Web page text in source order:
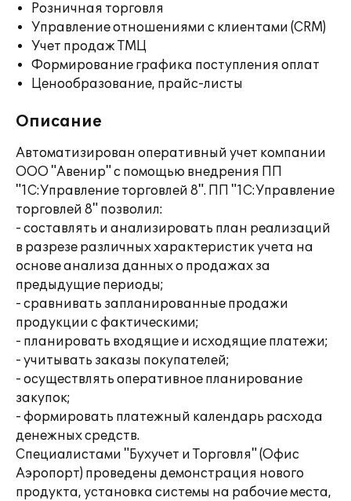
Розничная торговля
Управление отношениями с клиентами (CRM)
Учет продаж ТМЦ
Формирование графика поступления оплат
Ценообразование, прайс-листы
Описание
Автоматизирован оперативный учет компании
ООО "Авенир" с помощью внедрения ПП
"1С:Управление торговлей 8". ПП "1С:Управление
торговлей 8" позволил:
- составлять и анализировать план реализаций
в разрезе различных характеристик учета на
основе анализа данных о продажах за
предыдущие периоды;
- сравнивать запланированные продажи
продукции с фактическими;
- планировать входящие и исходящие платежи;
- учитывать заказы покупателей;
- осуществлять оперативное планирование
закупок;
- формировать платежный календарь расхода
денежных средств.
Специалистами "Бухучет и Торговля" (Офис
Аэропорт) проведены демонстрация нового
продукта, установка системы на рабочие места,